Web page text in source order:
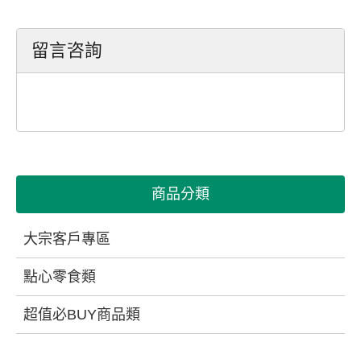
留言咨詢
商品分類
大宗客戶專區
點心零食類
超值必BUY商品類